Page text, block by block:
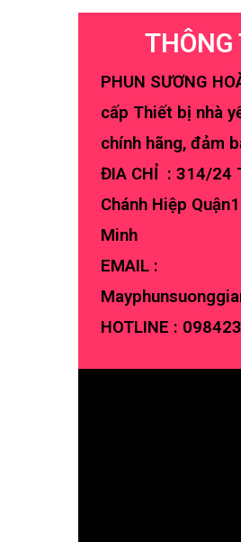
THÔNG
PHUN SƯƠNG
cấp Thiết bị nhà
chính hãng, đảm
ĐIA CHỈ : 314/24
Chánh Hiệp
Minh
EMAIL :
HOTLINE :